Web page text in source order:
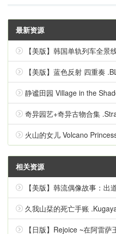
最新资源
【美版】韩国单轨列车全景线 华盖山
【美版】蓝色反射 四重奏
静谧田园 Village in the
奇异园艺+奇异古物合集
火山的女儿 Volcano
相关资源
【美版】韩流偶像故事：出道之路
久我山栞的死亡手账
【日版】Rejoice ~在阿雷